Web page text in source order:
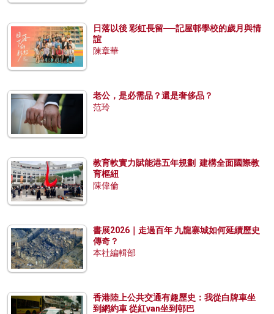
日落以後 彩虹長留──記屋邨學校的歲月與情
誼
陳章華
老公，是必需品？還是奢侈品？
范玲
教育軟實力賦能港五年規劃 建構全面國際教
育樞紐
陳偉倫
書展2026｜走過百年 九龍寨城如何延續歷史
傳奇？
本社編輯部
香港陸上公共交通有趣歷史：我從白牌車坐
到網約車 從紅van坐到邨巴